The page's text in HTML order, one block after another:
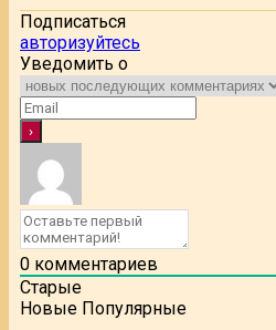
Подписаться
авторизуйтесь
Уведомить о
0 комментариев
Старые
Новые Популярные